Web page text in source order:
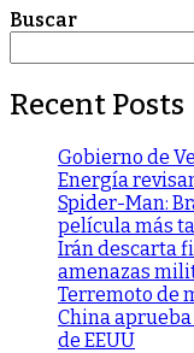
Buscar
Recent Posts
Gobierno de
Energía
Spider-Man:
película más
Irán descarta
amenazas
Terremoto de
China
de EEUU